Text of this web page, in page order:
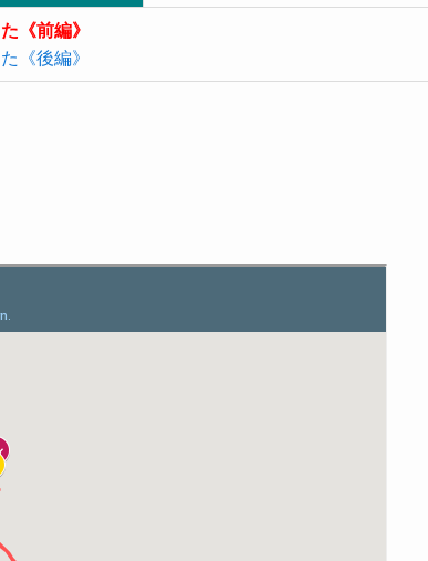
《前編》
《後編》